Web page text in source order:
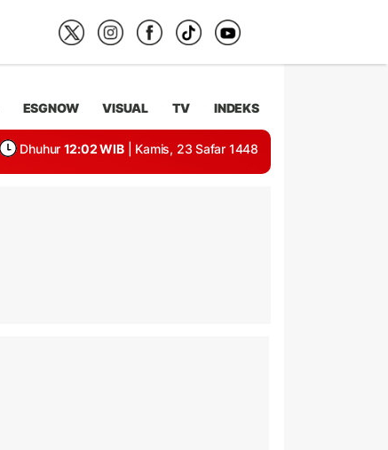
ESGNOW VISUAL TV INDEKS
Dhuhur 12:02 WIB | Kamis, 23 Safar 1448